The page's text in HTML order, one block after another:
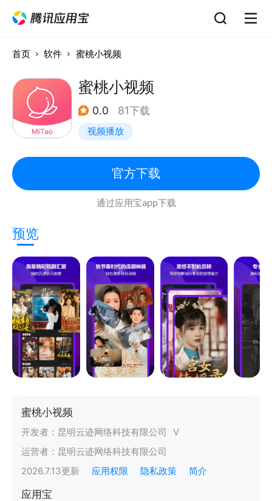
首页 软件 蜜桃小视频
蜜桃小视频
0.0 81下载
视频播放
官方下载
通过应用宝app下载
预览
蜜桃小视频
开发者： 昆明云迹网络科技有限公司
V
运营者： 昆明云迹网络科技有限公司
2026.7.13更新 应用权限 隐私政策 简介
应用宝